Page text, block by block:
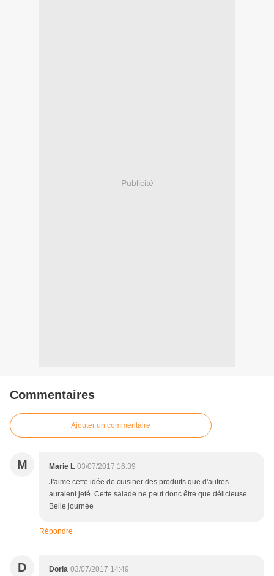
Publicité
Commentaires
Ajouter un commentaire
M Marie L 03/07/2017 16:39
J'aime cette idée de cuisiner des produits que d'autres
auraient jeté. Cette salade ne peut donc être que délicieuse.
Belle journée
Répondre
D Doria 03/07/2017 14:49